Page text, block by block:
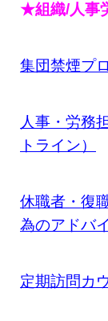
★組織/人事
集団禁煙プ
人事・労務
トライン）
休職者・復
為のアドバ
定期訪問カ